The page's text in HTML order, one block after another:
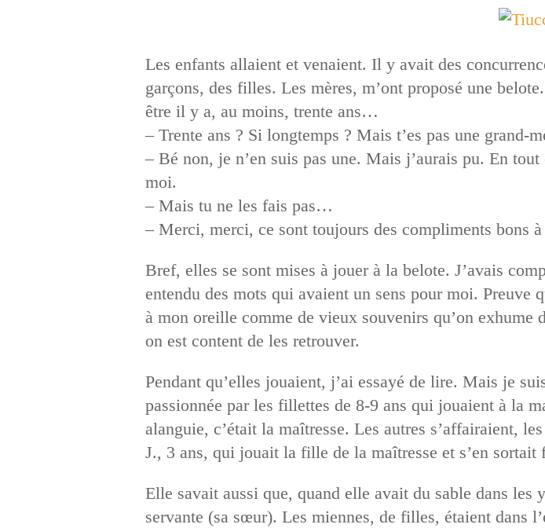
Les enfants allaient et venaient. Il y avait des
garçons, des filles. Les mères, m’ont proposé une
être il y a, au moins, trente ans…
– Trente ans ? Si longtemps ? Mais t’es pas une grand-
– Bé non, je n’en suis pas une. Mais j’aurais pu. En
moi.
– Mais tu ne les fais pas…
– Merci, merci, ce sont toujours des compliments bons
Bref, elles se sont mises à jouer à la belote. J’avais
entendu des mots qui avaient un sens pour moi. Preuve
à mon oreille comme de vieux souvenirs qu’on
on est content de les retrouver.
Pendant qu’elles jouaient, j’ai essayé de lire. Mais je
passionnée par les fillettes de 8-9 ans qui jouaient à la
alanguie, c’était la maîtresse. Les autres s’affairaient,
J., 3 ans, qui jouait la fille de la maîtresse et s’en sortait
Elle savait aussi que, quand elle avait du sable dans
servante (sa sœur). Les miennes, de filles, étaient dans